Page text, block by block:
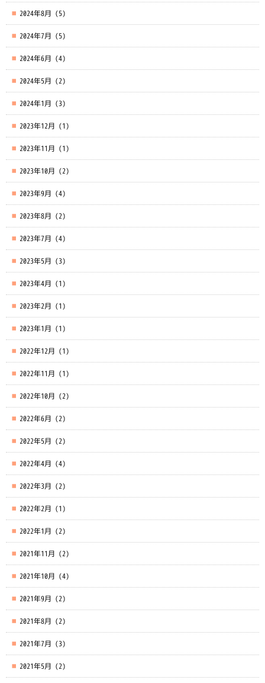
2024年8月 (5)
2024年7月 (5)
2024年6月 (4)
2024年5月 (2)
2024年1月 (3)
2023年12月 (1)
2023年11月 (1)
2023年10月 (2)
2023年9月 (4)
2023年8月 (2)
2023年7月 (4)
2023年5月 (3)
2023年4月 (1)
2023年2月 (1)
2023年1月 (1)
2022年12月 (1)
2022年11月 (1)
2022年10月 (2)
2022年6月 (2)
2022年5月 (2)
2022年4月 (4)
2022年3月 (2)
2022年2月 (1)
2022年1月 (2)
2021年11月 (2)
2021年10月 (4)
2021年9月 (2)
2021年8月 (2)
2021年7月 (3)
2021年5月 (2)